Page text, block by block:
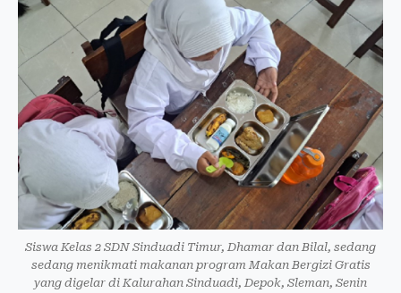
Siswa Kelas 2 SDN Sinduadi Timur, Dhamar dan Bilal, sedang
sedang menikmati makanan program Makan Bergizi Gratis
yang digelar di Kalurahan Sinduadi, Depok, Sleman, Senin